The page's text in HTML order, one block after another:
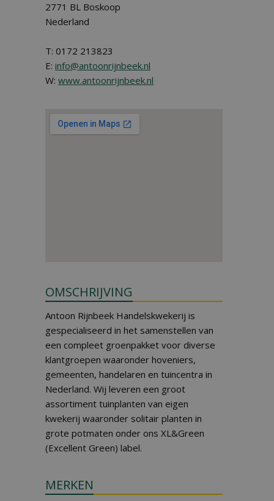
2771 BL Boskoop
Nederland
T: 0172 213823
E: info@antoonrijnbeek.nl
W: www.antoonrijnbeek.nl
OMSCHRIJVING
Antoon Rijnbeek Handelskwekerij is
gespecialiseerd in het samenstellen van
een compleet groenpakket voor diverse
klantgroepen waaronder hoveniers,
gemeenten, handelaren en tuincentra in
Nederland. Wij leveren een groot
assortiment tuinplanten van eigen
kwekerij waaronder solitair planten in
grote potmaten onder ons XL&Green
(Excellent Green) label.
MERKEN